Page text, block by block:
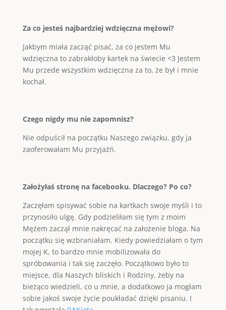
Za co jesteś najbardziej wdzięczna mężowi?
Jakbym miała zacząć pisać, za co jestem Mu
wdzięczna to zabrakłoby kartek na świecie <3 Jestem
Mu przede wszystkim wdzięczna za to, że był i mnie
kochał.
Czego nigdy mu nie zapomnisz?
Nie odpuścił na początku Naszego związku, gdy ja
zaoferowałam Mu przyjaźń.
Założyłaś stronę na facebooku. Dlaczego? Po co?
Zaczęłam spisywać sobie na kartkach swoje myśli i to
przynosiło ulgę. Gdy podzieliłam się tym z moim
Mężem zaczął mnie nakręcać na założenie bloga. Na
początku się wzbraniałam. Kiedy powiedziałam o tym
mojej K, to bardzo mnie mobilizowała do
spróbowania i tak się zaczęło. Początkowo było to
miejsce, dla Naszych bliskich i Rodziny, żeby na
bieżąco wiedzieli, co u mnie, a dodatkowo ja mogłam
sobie jakoś swoje życie poukładać dzięki pisaniu. I